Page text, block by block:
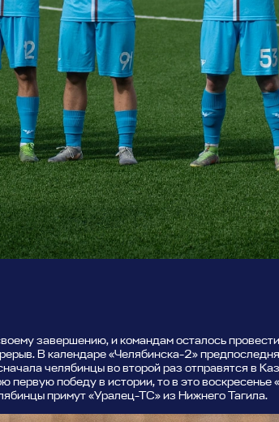
завершению, и командам осталось
В календаре «Челябинска-2»
челябинцы во второй раз отправятся в
первую победу в истории, то в это воскресенье
примут «Уралец-ТС» из Нижнего Тагила.